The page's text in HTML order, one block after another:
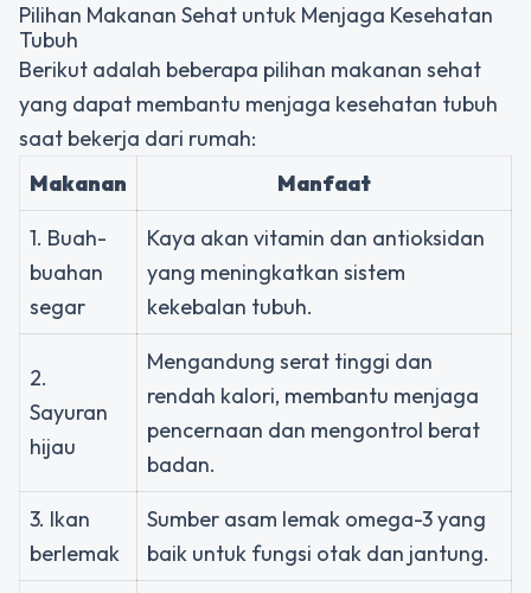
Pilihan Makanan Sehat untuk Menjaga Kesehatan
Tubuh
Berikut adalah beberapa pilihan makanan sehat
yang dapat membantu menjaga kesehatan tubuh
saat bekerja dari rumah:
Makanan
Manfaat
1. Buah-
buahan
segar
Kaya akan vitamin dan antioksidan
yang meningkatkan sistem
kekebalan tubuh.
2.
Sayuran
hijau
Mengandung serat tinggi dan
rendah kalori, membantu menjaga
pencernaan dan mengontrol berat
badan.
3. Ikan
berlemak
Sumber asam lemak omega-3 yang
baik untuk fungsi otak dan jantung.